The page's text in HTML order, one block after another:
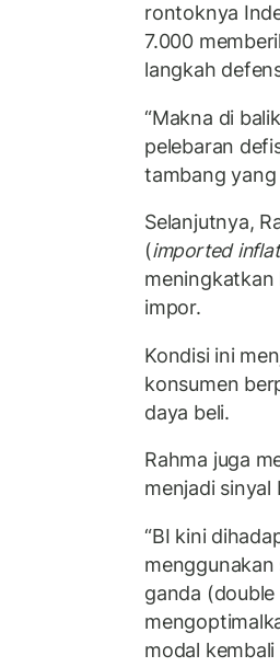
rontoknya
7.000
langkah
“Makna di
pelebaran
tambang yang
Selanjutnya,
(imported
meningkatkan
impor.
Kondisi ini
konsumen
daya beli.
Rahma juga
menjadi sinyal
“BI kini
ganda
modal kembali